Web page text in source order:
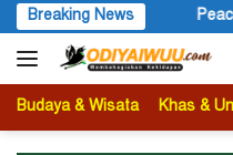
Langsung
ke
konten
Breaking NewsPeace Literacy
Budaya & Wisata Khas &